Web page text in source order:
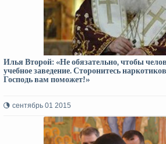
Илья Второй: «Не обязательно, чтобы
учебное заведение. Сторонитесь
Господь вам поможет!»
сентябрь 01 2015